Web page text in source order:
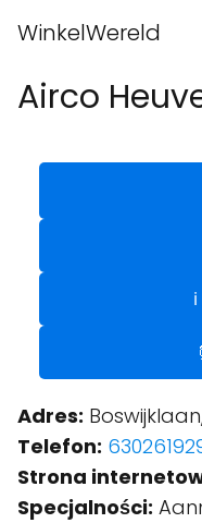
WinkelWereld
Airco
Adres:
Telefon:
Strona
Specjalności: